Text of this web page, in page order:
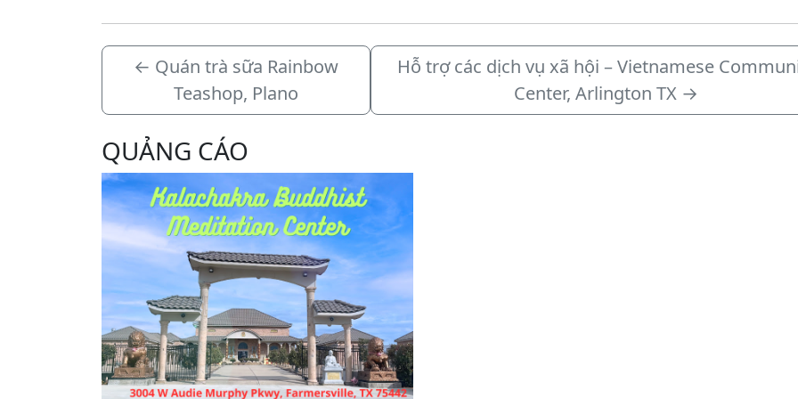
← Quán trà sữa Rainbow
Teashop, Plano
Hỗ trợ các dịch vụ xã hội – Vietnamese
Center, Arlington TX →
QUẢNG CÁO